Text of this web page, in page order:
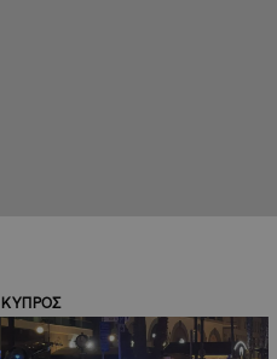
ΚΥΠΡΟΣ